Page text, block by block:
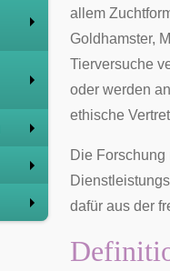
allem
Goldhamster,
Tierversuche
oder werden
ethische
Die Forschung
dafür aus der